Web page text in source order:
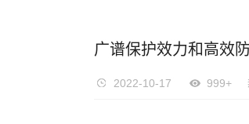
广谱保护效力和高效
2022-10-17 999+